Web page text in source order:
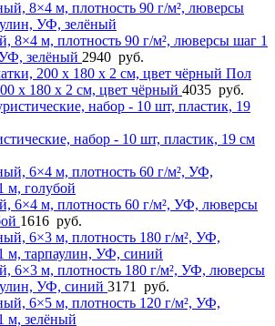
8×4 м, плотность 90 г/м², люверсы шаг 1
зелёный 2940 руб.
Пол
х 180 х 2 см, цвет чёрный 4035 руб.
набор - 10 шт, пластик, 19 см
6×4 м, плотность 60 г/м², УФ, люверсы
1616 руб.
6×3 м, плотность 180 г/м², УФ, люверсы
УФ, синий 3171 руб.